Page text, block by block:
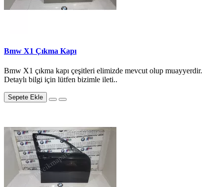
Bmw X1 Çıkma Kapı
Bmw X1 çıkma kapı çeşitleri elimizde mevcut olup muayyerdir.
Detaylı bilgi için lütfen bizimle ileti..
Sepete Ekle